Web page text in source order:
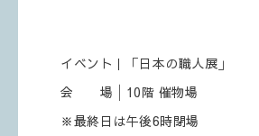
イベント｜「日本の職人展」
会 場│10階 催物場
※最終日は午後6時閉場